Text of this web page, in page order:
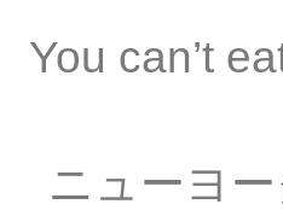
You can’t
ニューヨ